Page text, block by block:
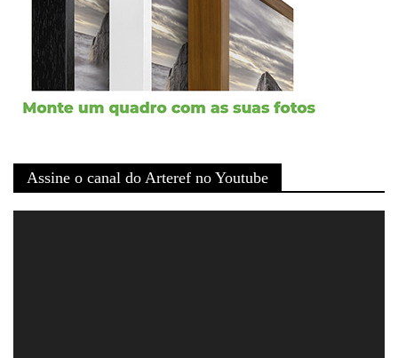
Assine o canal do Arteref no Youtube